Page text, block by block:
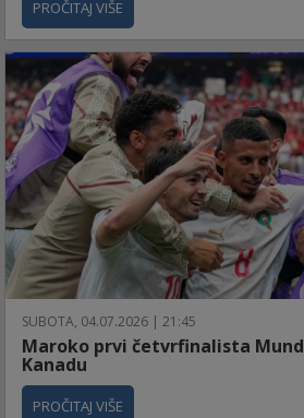
PROČITAJ VIŠE
SUBOTA, 04.07.2026 | 21:45
Maroko prvi četvrfinalista
Kanadu
PROČITAJ VIŠE